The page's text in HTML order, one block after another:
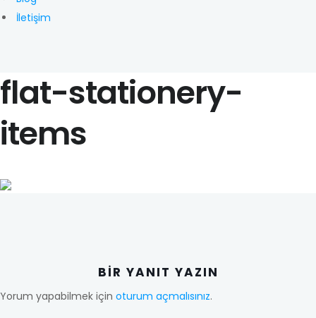
İletişim
flat-stationery-
items
BIR YANIT YAZIN
Yorum yapabilmek için oturum açmalısınız.